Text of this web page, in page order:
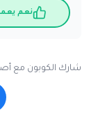
نعم
شارك الكوبون مع